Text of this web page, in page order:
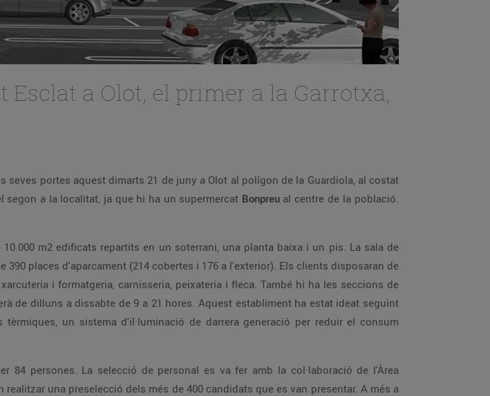
a Olot, el primer a la Garrotxa,
seves portes aquest dimarts 21 de juny a Olot al polígon de la Guardiola, al costat
segon a la localitat, ja que hi ha un supermercat Bonpreu al centre de la població.
m2 edificats repartits en un soterrani, una planta baixa i un pis. La sala de
places d'aparcament (214 cobertes i 176 a l'exterior). Els clients disposaran de
i formatgeria, carnisseria, peixateria i fleca. També hi ha les seccions de
de dilluns a dissabte de 9 a 21 hores. Aquest establiment ha estat ideat seguint
un sistema d'il·luminació de darrera generació per reduir el consum
84 persones. La selecció de personal es va fer amb la col·laboració de l'Àrea
una preselecció dels més de 400 candidats que es van presentar. A més a